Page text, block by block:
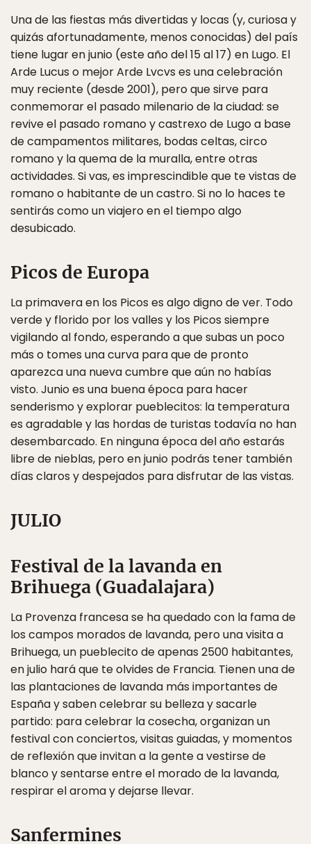
Una de las fiestas más divertidas y locas (y, curiosa y
quizás afortunadamente, menos conocidas) del país
tiene lugar en junio (este año del 15 al 17) en Lugo. El
Arde Lucus o mejor Arde Lvcvs es una celebración
muy reciente (desde 2001), pero que sirve para
conmemorar el pasado milenario de la ciudad: se
revive el pasado romano y castrexo de Lugo a base
de campamentos militares, bodas celtas, circo
romano y la quema de la muralla, entre otras
actividades. Si vas, es imprescindible que te vistas de
romano o habitante de un castro. Si no lo haces te
sentirás como un viajero en el tiempo algo
desubicado.
Picos de Europa
La primavera en los Picos es algo digno de ver. Todo
verde y florido por los valles y los Picos siempre
vigilando al fondo, esperando a que subas un poco
más o tomes una curva para que de pronto
aparezca una nueva cumbre que aún no habías
visto. Junio es una buena época para hacer
senderismo y explorar pueblecitos: la temperatura
es agradable y las hordas de turistas todavía no han
desembarcado. En ninguna época del año estarás
libre de nieblas, pero en junio podrás tener también
días claros y despejados para disfrutar de las vistas.
JULIO
Festival de la lavanda en
Brihuega (Guadalajara)
La Provenza francesa se ha quedado con la fama de
los campos morados de lavanda, pero una visita a
Brihuega, un pueblecito de apenas 2500 habitantes,
en julio hará que te olvides de Francia. Tienen una de
las plantaciones de lavanda más importantes de
España y saben celebrar su belleza y sacarle
partido: para celebrar la cosecha, organizan un
festival con conciertos, visitas guiadas, y momentos
de reflexión que invitan a la gente a vestirse de
blanco y sentarse entre el morado de la lavanda,
respirar el aroma y dejarse llevar.
Sanfermines